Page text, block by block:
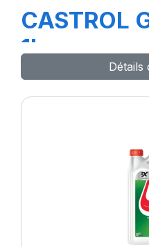
CASTROL
1L
Détails